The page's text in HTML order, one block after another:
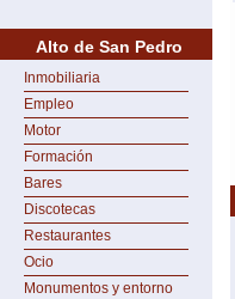
Alto de San Pedro
Inmobiliaria
Empleo
Motor
Formación
Bares
Discotecas
Restaurantes
Ocio
Monumentos y entorno